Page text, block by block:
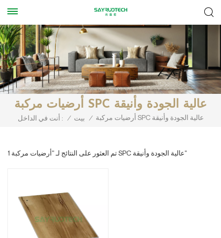
أرضيات مركبة SPC عالية الجودة وأنيقة
أنت في الداخل : / بيت / أرضيات مركبة SPC عالية الجودة وأنيقة
1 تم العثور على النتائج لـ "أرضيات مركبة SPC عالية الجودة وأنيقة"